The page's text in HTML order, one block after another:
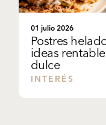
01 julio 2026
Postres
ideas
dulce
INTERÉS